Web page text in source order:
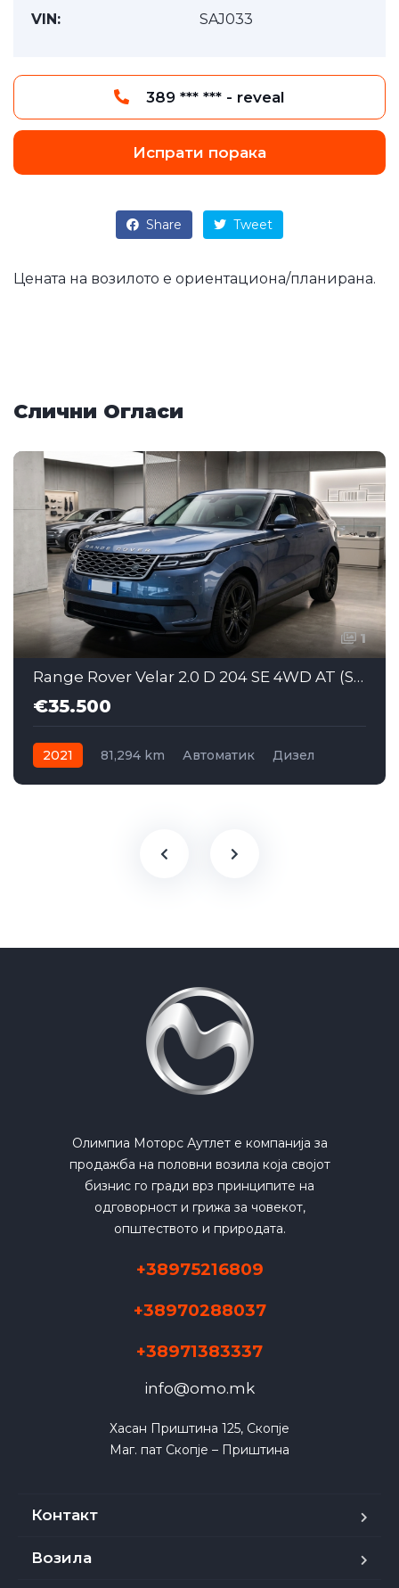
VIN:
SAJ033
389 *** *** - reveal
Испрати порака
Share Tweet
Цената на возилото е ориентациона/планирана.
Слични Огласи
1
Range Rover Velar 2.0 D 204 SE 4WD AT (SAJ060)
€35.500
2021 81,294 km Автоматик
Дизел
Олимпиа Моторс Аутлет е компанија за
продажба на половни возила која својот
бизнис го гради врз принципите на
одговорност и грижа за човекот,
општеството и природата.
+38975216809
+38970288037
+38971383337
info@omo.mk
Хасан Приштина 125, Скопје
Маг. пат Скопје – Приштина
Контакт
Возила